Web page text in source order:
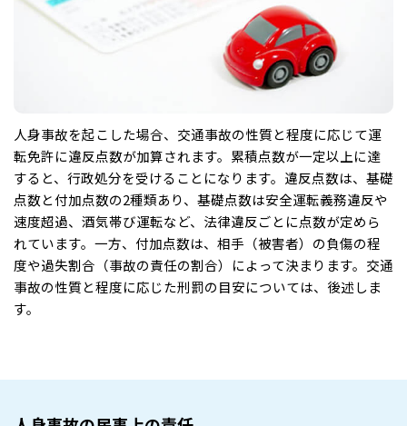
人身事故を起こした場合、交通事故の性質と程度に応じて運
転免許に違反点数が加算されます。累積点数が一定以上に達
すると、行政処分を受けることになります。違反点数は、基礎
点数と付加点数の2種類あり、基礎点数は安全運転義務違反や
速度超過、酒気帯び運転など、法律違反ごとに点数が定めら
れています。一方、付加点数は、相手（被害者）の負傷の程
度や過失割合（事故の責任の割合）によって決まります。交通
事故の性質と程度に応じた刑罰の目安については、後述しま
す。